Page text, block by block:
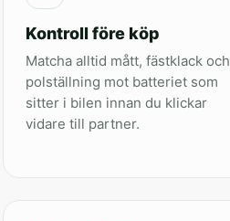
Kontroll före köp
Matcha alltid mått, fästklack och
polställning mot batteriet som
sitter i bilen innan du klickar
vidare till partner.